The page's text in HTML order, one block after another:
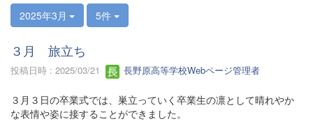
2025年3月 5件
３月 旅立ち
投稿日時 : 2025/03/21 長野原高等学校Webページ管理者
３月３日の卒業式では、巣立っていく卒業生の凛として晴れやか
な表情や姿に接することができました。